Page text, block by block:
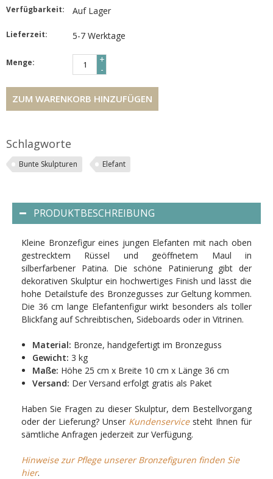
Verfügbarkeit: Auf Lager
Lieferzeit: 5-7 Werktage
Menge:
+
-
ZUM WARENKORB HINZUFÜGEN
Schlagworte
Bunte Skulpturen Elefant
PRODUKTBESCHREIBUNG
Kleine Bronzefigur eines jungen Elefanten mit nach oben
gestrecktem Rüssel und geöffnetem Maul in
silberfarbener Patina. Die schöne Patinierung gibt der
dekorativen Skulptur ein hochwertiges Finish und lässt die
hohe Detailstufe des Bronzegusses zur Geltung kommen.
Die 36 cm lange Elefantenfigur wirkt besonders als toller
Blickfang auf Schreibtischen, Sideboards oder in Vitrinen.
Material: Bronze, handgefertigt im Bronzeguss
Gewicht: 3 kg
Maße: Höhe 25 cm x Breite 10 cm x Länge 36 cm
Versand: Der Versand erfolgt gratis als Paket
Haben Sie Fragen zu dieser Skulptur, dem Bestellvorgang
oder der Lieferung? Unser Kundenservicesteht Ihnen für
sämtliche Anfragen jederzeit zur Verfügung.
Hinweise zur Pflege unserer Bronzefiguren finden Sie
hier.